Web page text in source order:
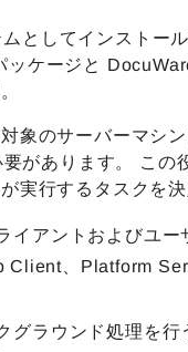
としてインストー
ケージと
象のサーバーマシ
要があります。 この
実行するタスクを決
イアントおよびユー
Client、Platform
グラウンド処理を行